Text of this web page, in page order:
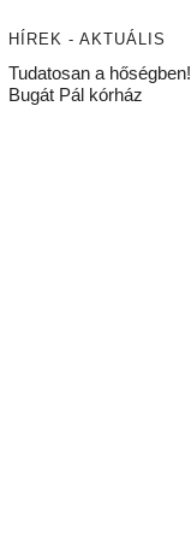
HÍREK - AKTUÁLIS
Tudatosan a
Bugát Pál kórház